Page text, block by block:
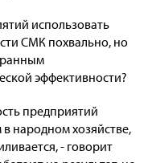
использовать
СМК похвально, но
эффективности?
предприятий
народном хозяйстве,
- говорит